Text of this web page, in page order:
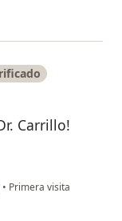
Carrillo!
• Primera visita